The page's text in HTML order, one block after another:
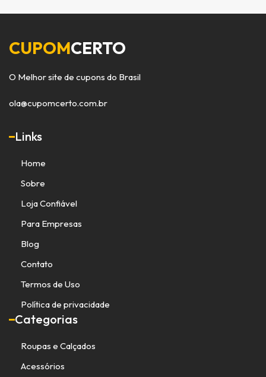
CUPOMCERTO
O Melhor site de cupons do Brasil
ola@cupomcerto.com.br
Links
Home
Sobre
Loja Confiável
Para Empresas
Blog
Contato
Termos de Uso
Política de privacidade
Categorias
Roupas e Calçados
Acessórios